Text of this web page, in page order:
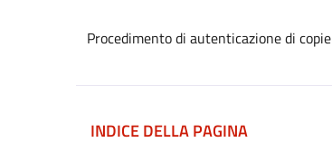
Procedimento di autenticazione di copie
INDICE DELLA PAGINA